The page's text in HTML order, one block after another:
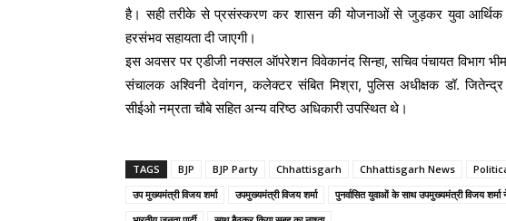
है। सही तरीके से प्रसंस्करण कर शासन की योजनाओं से जुड़कर युवा
हरसंभव सहायता दी जाएगी।
इस अवसर पर एडीजी नक्सल ऑपरेशन विवेकानंद सिन्हा, सचिव पंचायत विभाग
संचालक अश्विनी देवांगन, कलेक्टर संबित मिश्रा, पुलिस अधीक्षक डॉ.
सीईओ नम्रता चौबे सहित अन्य वरिष्ठ अधिकारी उपस्थित थे।
TAGS BJP BJP Party Chhattisgarh Chhattisgarh News
उप मुख्यमंत्री विजय शर्मा
उपमुख्यमंत्री विजय शर्मा पुनर्वासित युवाओं के साथ उपमुख्यमंत्री विजय